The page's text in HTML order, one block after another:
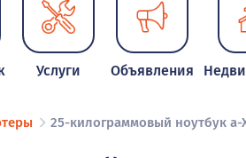
Услуги Объявления
25-килограммовый ноутбук a-